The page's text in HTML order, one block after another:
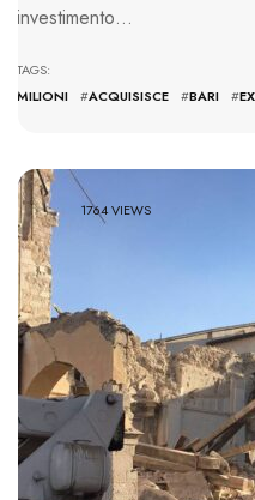
investimento…
MILIONI
#ACQUISISCE #BARI #
1764 VIEWS